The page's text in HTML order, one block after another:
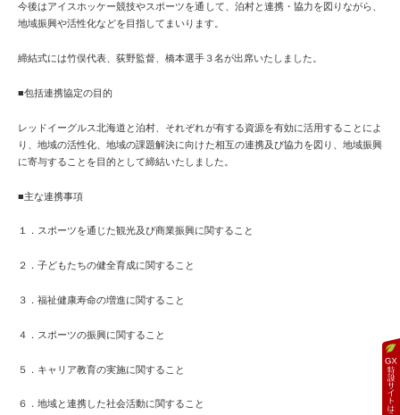
今後はアイスホッケー競技やスポーツを通して、泊村と連携・協力を図りながら、
地域振興や活性化などを目指してまいります。
締結式には竹俣代表、荻野監督、橋本選手３名が出席いたしました。
■包括連携協定の目的
レッドイーグルス北海道と泊村、それぞれが有する資源を有効に活用することによ
り、地域の活性化、地域の課題解決に向けた相互の連携及び協力を図り、地域振興
に寄与することを目的として締結いたしました。
■主な連携事項
１．スポーツを通じた観光及び商業振興に関すること
２．子どもたちの健全育成に関すること
３．福祉健康寿命の増進に関すること
４．スポーツの振興に関すること
５．キャリア教育の実施に関すること
６．地域と連携した社会活動に関すること